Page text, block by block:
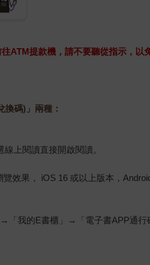
ATM提款機，請不要聽從指示，以
碼)」兩種：
上閱讀直接開啟閱讀。
效果， iOS 16 或以上版本，
「我的E書櫃」→「電子書APP通